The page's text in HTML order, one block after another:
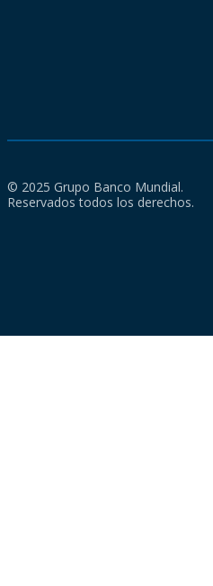
© 2025 Grupo Banco Mundial.
Reservados todos los derechos.